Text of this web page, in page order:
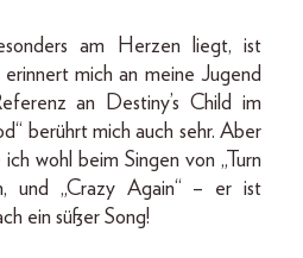
am Herzen liegt, ist
mich an meine Jugend
an Destiny’s Child im
berührt mich auch sehr. Aber
wohl beim Singen von „Turn
und „Crazy Again“ – er ist
ein süßer Song!